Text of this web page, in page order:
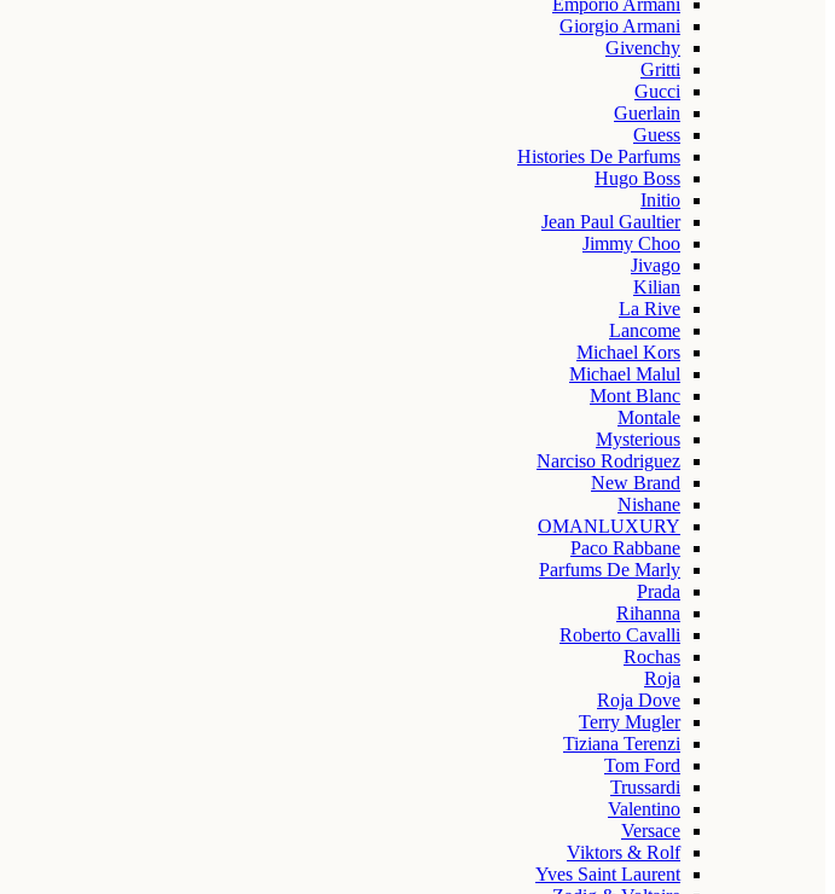
Emporio Armani
Giorgio Armani
Givenchy
Gritti
Gucci
Guerlain
Guess
Histories De Parfums
Hugo Boss
Initio
Jean Paul Gaultier
Jimmy Choo
Jivago
Kilian
La Rive
Lancome
Michael Kors
Michael Malul
Mont Blanc
Montale
Mysterious
Narciso Rodriguez
New Brand
Nishane
OMANLUXURY
Paco Rabbane
Parfums De Marly
Prada
Rihanna
Roberto Cavalli
Rochas
Roja
Roja Dove
Terry Mugler
Tiziana Terenzi
Tom Ford
Trussardi
Valentino
Versace
Viktors & Rolf
Yves Saint Laurent